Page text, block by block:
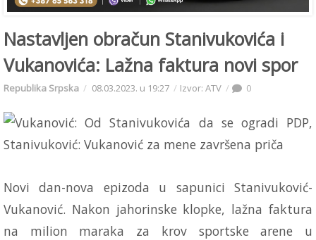
Nastavljen obračun Stanivukovića i
Vukanovića: Lažna faktura novi spor
Republika Srpska 08.03.2023. u 19:27 Izvor: ATV 0
Novi dan-nova epizoda u sapunici Stanivuković-
Vukanović. Nakon jahorinske klopke, lažna faktura
na milion maraka za krov sportske arene u